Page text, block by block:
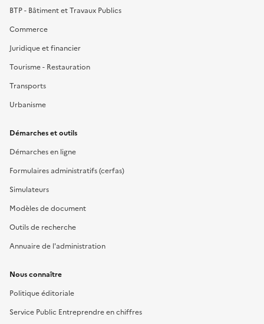
BTP - Bâtiment et Travaux Publics
Commerce
Juridique et financier
Tourisme - Restauration
Transports
Urbanisme
Démarches et outils
Démarches en ligne
Formulaires administratifs (cerfas)
Simulateurs
Modèles de document
Outils de recherche
Annuaire de l'administration
Nous connaître
Politique éditoriale
Service Public Entreprendre en chiffres